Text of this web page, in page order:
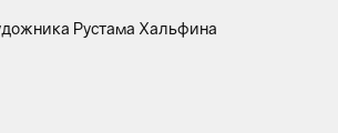
Рустама Хальфина